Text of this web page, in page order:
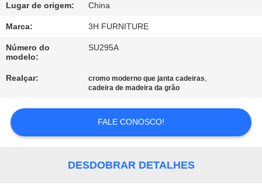
MAPA
DO
SITE
POLICY
Lugar de origem: China
Marca: 3H FURNITURE
Número do
modelo:
SU295A
Realçar: cromo moderno que janta cadeiras,
cadeira de madeira da grão
FALE CONOSCO!
DESDOBRAR DETALHES